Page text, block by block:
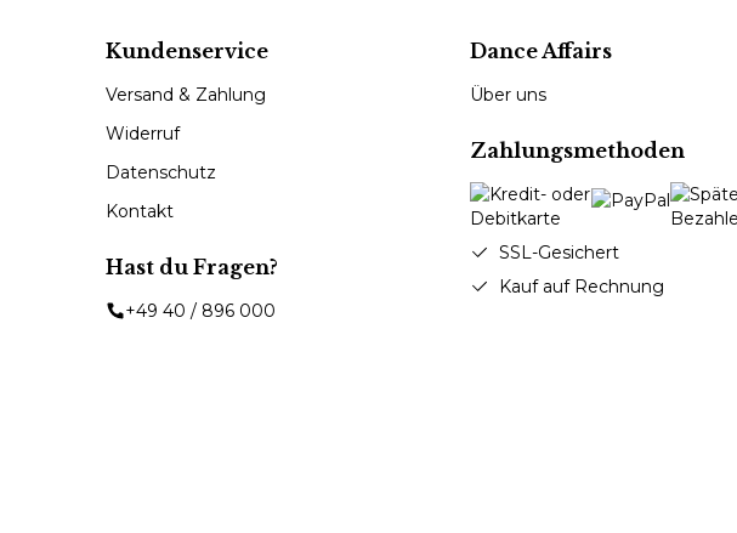
Kundenservice
Versand & Zahlung
Widerruf
Datenschutz
Kontakt
Hast du Fragen?
+49 40 / 896 000
Dance Affairs
Über uns
Zahlungsmethoden
SSL-Gesichert
Kauf auf Rechnung